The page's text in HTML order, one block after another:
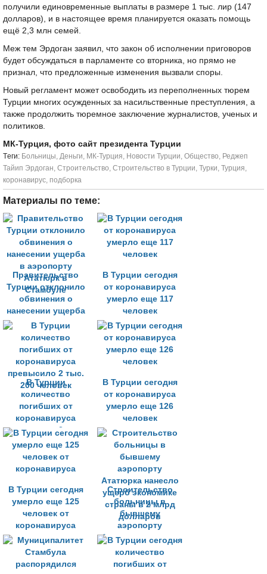
получили единовременные выплаты в размере 1 тыс. лир (147
долларов), и в настоящее время планируется оказать помощь
ещё 2,3 млн семей.
Меж тем Эрдоган заявил, что закон об исполнении приговоров
будет обсуждаться в парламенте со вторника, но прямо не
признал, что предложенные изменения вызвали споры.
Новый регламент может освободить из переполненных тюрем
Турции многих осужденных за насильственные преступления, а
также продолжить тюремное заключение журналистов, ученых и
политиков.
МК-Турция, фото сайт президента Турции
Tеги: Больницы, Деньги, МК-Турция, Новости Турции, Общество, Реджеп
Тайип Эрдоган, Строительство, Строительство в Турции, Турки, Турция,
коронавирус, подборка
Материалы по теме:
Правительство
Турции отклонило
обвинения о
нанесении ущерба
в аэропорту
Ататюрк в
Стамбуле
В Турции сегодня
от коронавируса
умерло еще 117
человек
В Турции
количество
погибших от
коронавируса
превысило 2 тыс.
200 человек
В Турции сегодня
от коронавируса
умерло еще 126
человек
В Турции сегодня
умерло еще 125
человек от
коронавируса
Строительство
больницы в
бывшему
аэропорту
Ататюрка нанесло
ущерб экономике
страны в 2 млрд